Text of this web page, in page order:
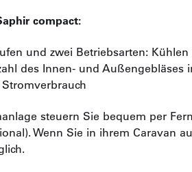
compact:
und zwei Betriebsarten:
des Innen- und Außengebläses
steuern Sie bequem per
Wenn Sie in ihrem Caravan